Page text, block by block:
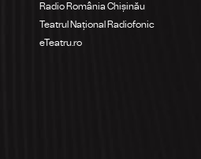
Radio România Chișinău
Teatrul Național Radiofonic
eTeatru.ro